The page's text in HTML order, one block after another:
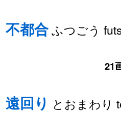
不都合ふつごう
21
遠回り とおまわり